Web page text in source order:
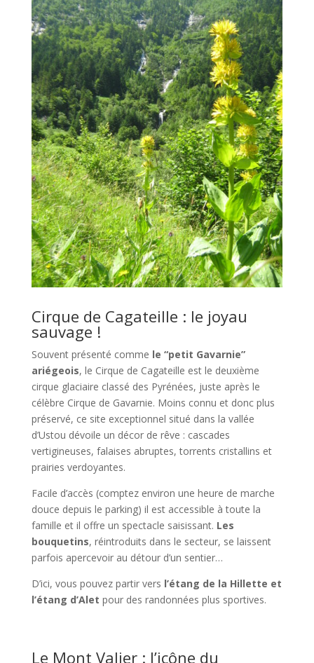
Cirque de Cagateille : le joyau
sauvage !
Souvent présenté comme le “petit Gavarnie”
ariégeois, le Cirque de Cagateille est le deuxième
cirque glaciaire classé des Pyrénées, juste après le
célèbre Cirque de Gavarnie. Moins connu et donc plus
préservé, ce site exceptionnel situé dans la vallée
d’Ustou dévoile un décor de rêve : cascades
vertigineuses, falaises abruptes, torrents cristallins et
prairies verdoyantes.
Facile d’accès (comptez environ une heure de marche
douce depuis le parking) il est accessible à toute la
famille et il offre un spectacle saisissant. Les
bouquetins, réintroduits dans le secteur, se laissent
parfois apercevoir au détour d’un sentier…
D’ici, vous pouvez partir vers l’étang de la Hillette et
l’étang d’Alet pour des randonnées plus sportives.
Le Mont Valier : l’icône du